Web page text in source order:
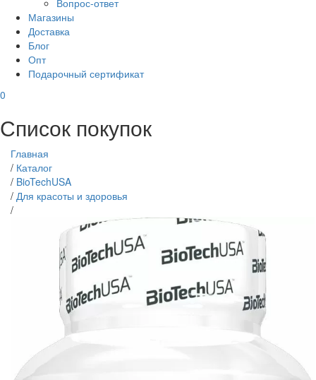
Вопрос-ответ
Магазины
Доставка
Блог
Опт
Подарочный сертификат
0
Список покупок
Главная
/ Каталог
/ BioTechUSA
/ Для красоты и здоровья
/